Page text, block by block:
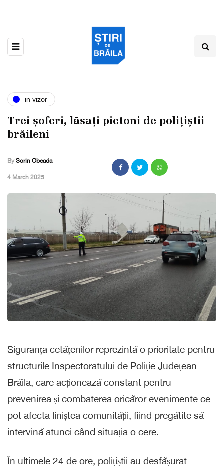
in vizor
Trei șoferi, lăsați pietoni de polițiștii
brăileni
By Sorin Obeada
,4 March 2025
Siguranța cetățenilor reprezintă o prioritate pentru
structurile Inspectoratului de Poliție Județean
Brăila, care acționează constant pentru
prevenirea și combaterea oricăror evenimente ce
pot afecta liniștea comunității, fiind pregătite să
intervină atunci când situația o cere.
În ultimele 24 de ore, polițiștii au desfășurat